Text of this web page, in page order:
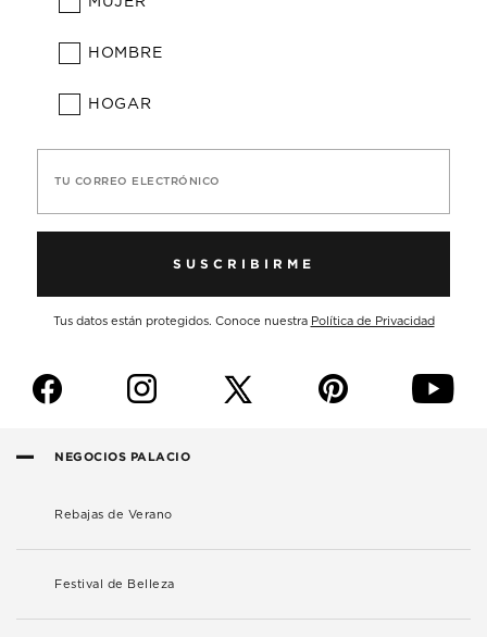
HOMBRE
HOGAR
TU CORREO ELECTRÓNICO
SUSCRIBIRME
Tus datos están protegidos. Conoce nuestra Política de Privacidad
f i p y
NEGOCIOS PALACIO
Rebajas de Verano
Festival de Belleza